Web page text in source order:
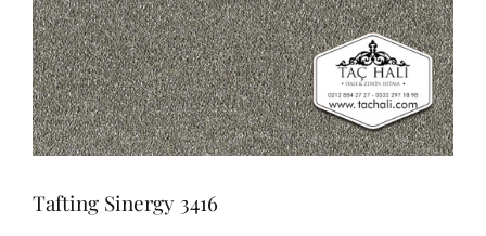
Tafting Sinergy 3416